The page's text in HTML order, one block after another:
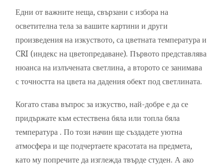
Едни от важните неща, свързани с избора на
осветителна тела за вашите картини и други
произведения на изкуството, са цветната температура и
CRI (индекс на цветопредаване). Първото представлява
нюанса на излъчената светлина, а второто се занимава
с точността на цвета на дадения обект под светлината.
Когато става въпрос за изкуство, най-добре е да се
придържате към естествена бяла или топла бяла
температура . По този начин ще създадете уютна
атмосфера и ще подчертаете красотата на предмета,
като му попречите да изглежда твърде студен. А ако